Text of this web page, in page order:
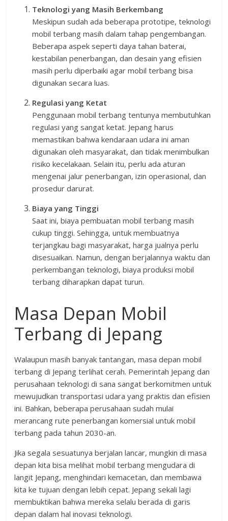
Teknologi yang Masih Berkembang
Meskipun sudah ada beberapa prototipe, teknologi
mobil terbang masih dalam tahap pengembangan.
Beberapa aspek seperti daya tahan baterai,
kestabilan penerbangan, dan desain yang efisien
masih perlu diperbaiki agar mobil terbang bisa
digunakan secara luas.
Regulasi yang Ketat
Penggunaan mobil terbang tentunya membutuhkan
regulasi yang sangat ketat. Jepang harus
memastikan bahwa kendaraan udara ini aman
digunakan oleh masyarakat, dan tidak menimbulkan
risiko kecelakaan. Selain itu, perlu ada aturan
mengenai jalur penerbangan, izin operasional, dan
prosedur darurat.
Biaya yang Tinggi
Saat ini, biaya pembuatan mobil terbang masih
cukup tinggi. Sehingga, untuk membuatnya
terjangkau bagi masyarakat, harga jualnya perlu
disesuaikan. Namun, dengan berjalannya waktu dan
perkembangan teknologi, biaya produksi mobil
terbang diharapkan dapat turun.
Masa Depan Mobil
Terbang di Jepang
Walaupun masih banyak tantangan, masa depan mobil
terbang di Jepang terlihat cerah. Pemerintah Jepang dan
perusahaan teknologi di sana sangat berkomitmen untuk
mewujudkan transportasi udara yang praktis dan efisien
ini. Bahkan, beberapa perusahaan sudah mulai
merancang rute penerbangan komersial untuk mobil
terbang pada tahun 2030-an.
Jika segala sesuatunya berjalan lancar, mungkin di masa
depan kita bisa melihat mobil terbang mengudara di
langit Jepang, menghindari kemacetan, dan membawa
kita ke tujuan dengan lebih cepat. Jepang sekali lagi
membuktikan bahwa mereka selalu berada di garis
depan dalam hal inovasi teknologi.